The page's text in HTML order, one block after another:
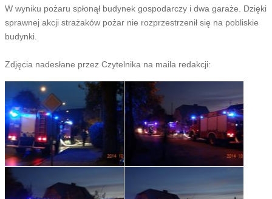
W wyniku pożaru spłonął budynek gospodarczy i dwa garaże. Dzięki
sprawnej akcji strażaków pożar nie rozprzestrzenił się na pobliskie
budynki.
Zdjęcia nadesłane przez Czytelnika na maila redakcji: